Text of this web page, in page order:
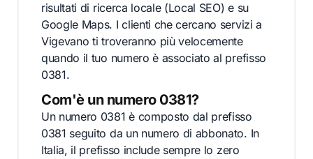
risultati di ricerca locale (Local SEO) e su
Google Maps. I clienti che cercano servizi a
Vigevano ti troveranno più velocemente
quando il tuo numero è associato al prefisso
0381.
Com'è un numero 0381?
Un numero 0381 è composto dal prefisso
0381 seguito da un numero di abbonato. In
Italia, il prefisso include sempre lo zero